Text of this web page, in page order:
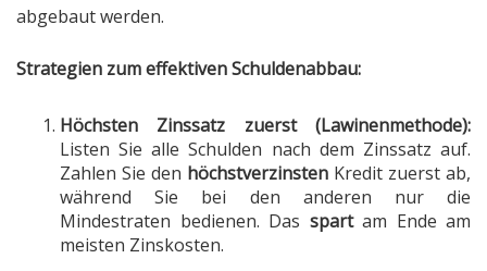
abgebaut werden.
Strategien zum effektiven Schuldenabbau:
Höchsten Zinssatz zuerst (Lawinenmethode):
Listen Sie alle Schulden nach dem Zinssatz auf.
Zahlen Sie den höchstverzinsten Kredit zuerst ab,
während Sie bei den anderen nur die
Mindestraten bedienen. Das spartam Ende am
meisten Zinskosten.